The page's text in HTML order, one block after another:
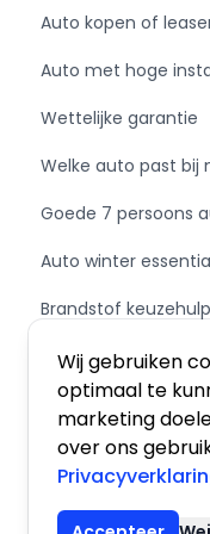
Wij gebruiken
optimaal te
marketing
over ons
Auto kopen of
Auto met hoge
Wettelijke garantie
Welke auto past bij
Goede 7 persoons
Auto winter
Brandstof keuzehulp
Schakel of